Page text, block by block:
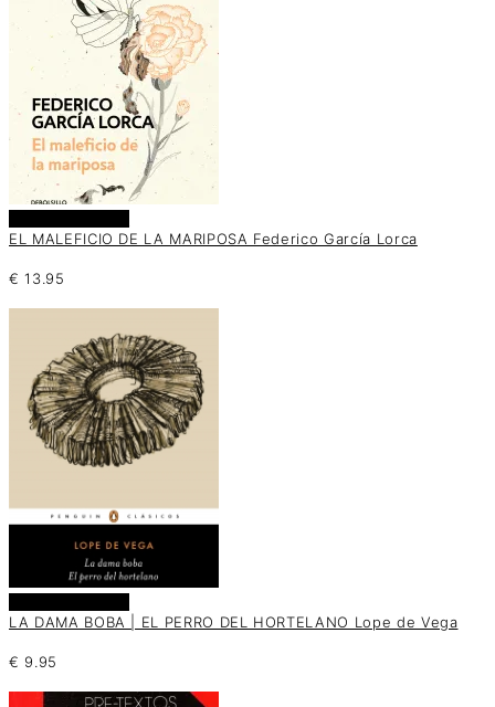
EL MALEFICIO DE LA MARIPOSA Federico García Lorca
€ 13.95
LA DAMA BOBA | EL PERRO DEL HORTELANO Lope de Vega
€ 9.95